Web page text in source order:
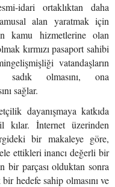
idari ortaklıktan daha
alan yaratmak için
kamu hizmetlerine olan
kırmızı pasaport sahibi
vatandaşların
olmasını, ona
sağlar.
dayanışmaya katkıda
kılar. İnternet üzerinden
bir makaleye göre,
ettikleri inancı değerli bir
parçası olduktan sonra
hedefe sahip olmasını ve